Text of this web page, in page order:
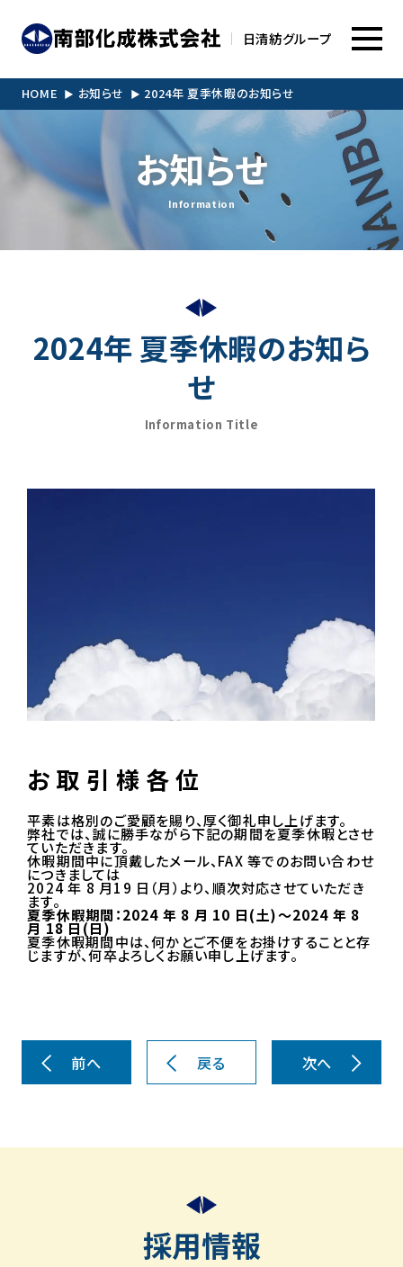
日清紡グループ
HOME お知らせ 2024年 夏季休暇のお知らせ
お知らせ
Information
2024年 夏季休暇のお知ら
せ
Information Title
お 取 引 様 各 位
平素は格別のご愛顧を賜り、厚く御礼申し上げます。
弊社では、誠に勝手ながら下記の期間を夏季休暇とさせ
ていただきます。
休暇期間中に頂戴したメール、FAX 等でのお問い合わせ
につきましては
2024 年 8 月19 日（月）より、順次対応させていただき
ます。
夏季休暇期間：2024 年 8 月 10 日(土)～2024 年 8
月 18 日(日)
夏季休暇期間中は、何かとご不便をお掛けすることと存
じますが、何卒よろしくお願い申し上げます。
前へ 戻る 次へ
採用情報